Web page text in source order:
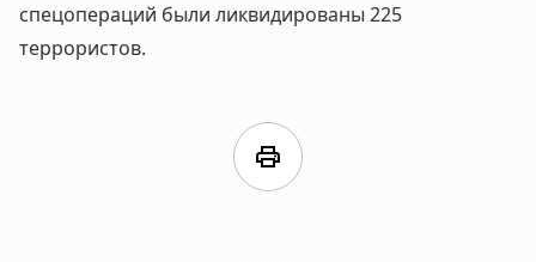
спецопераций были ликвидированы 225
террористов.
print